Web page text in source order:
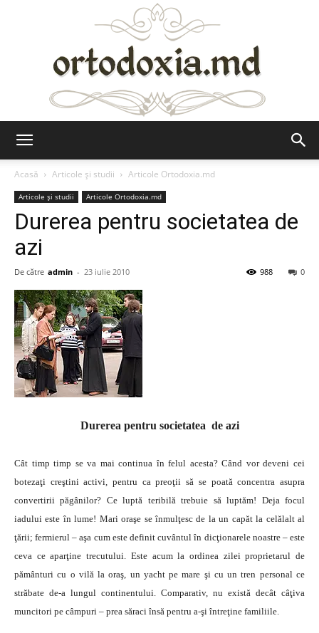
Acasă
Articole şi studii Articole Ortodoxia.md
Articole şi studii Articole Ortodoxia.md
Durerea pentru societatea de
azi
De către admin - 23 iulie 2010 0
988
Durerea pentru societatea de azi
Cât timp timp se va mai continua în felul acesta? Când vor deveni cei
botezaţi creştini activi, pentru ca preoţii să se poată concentra asupra
convertirii păgânilor? Ce luptă teribilă trebuie să luptăm! Deja focul
iadului este în lume! Mari oraşe se înmulţesc de la un capăt la celălalt al
ţării; fermierul – aşa cum este definit cuvântul în dicţionarele noastre – este
ceva ce aparţine trecutului. Este acum la ordinea zilei proprietarul de
pământuri cu o vilă la oraş, un yacht pe mare şi cu un tren personal ce
străbate de-a lungul continentului. Comparativ, nu există decât câţiva
muncitori pe câmpuri – prea săraci însă pentru a-şi întreţine familiile.